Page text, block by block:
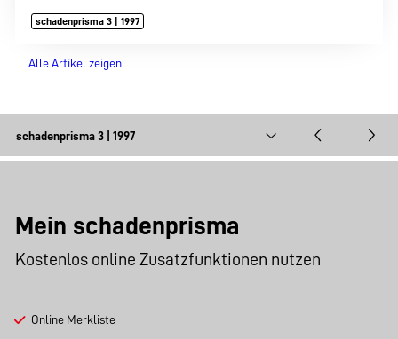
schadenprisma 3 | 1997
Alle Artikel zeigen
Mein schadenprisma
Kostenlos online Zusatzfunktionen nutzen
Online Merkliste